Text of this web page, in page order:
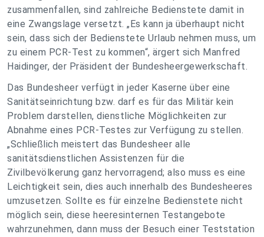
zusammenfallen, sind zahlreiche Bedienstete damit in
eine Zwangslage versetzt. „Es kann ja überhaupt nicht
sein, dass sich der Bedienstete Urlaub nehmen muss, um
zu einem PCR-Test zu kommen“, ärgert sich Manfred
Haidinger, der Präsident der Bundesheergewerkschaft.
Das Bundesheer verfügt in jeder Kaserne über eine
Sanitätseinrichtung bzw. darf es für das Militär kein
Problem darstellen, dienstliche Möglichkeiten zur
Abnahme eines PCR-Testes zur Verfügung zu stellen.
„Schließlich meistert das Bundesheer alle
sanitätsdienstlichen Assistenzen für die
Zivilbevölkerung ganz hervorragend; also muss es eine
Leichtigkeit sein, dies auch innerhalb des Bundesheeres
umzusetzen. Sollte es für einzelne Bedienstete nicht
möglich sein, diese heeresinternen Testangebote
wahrzunehmen, dann muss der Besuch einer Teststation